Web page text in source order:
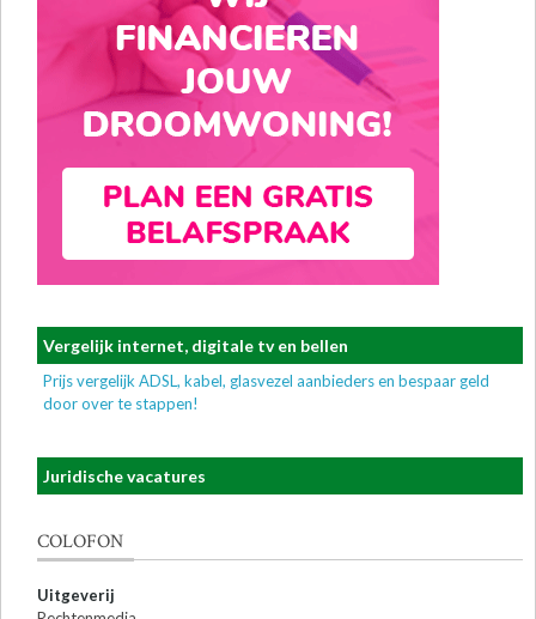
Vergelijk internet, digitale tv en bellen
Prijs vergelijk ADSL, kabel, glasvezel aanbieders en bespaar geld
door over te stappen!
Juridische vacatures
COLOFON
Uitgeverij